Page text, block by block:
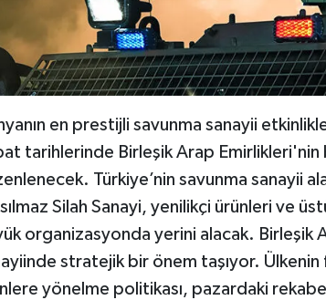
en prestijli savunma sanayii
tarihlerinde Birleşik Arap Emirlikleri'nin
Türkiye’nin savunma sanayii
Silah Sanayi, yenilikçi ürünleri ve
organizasyonda yerini alacak. Birleşik
stratejik bir önem taşıyor. Ülkenin
yönelme politikası, pazardaki